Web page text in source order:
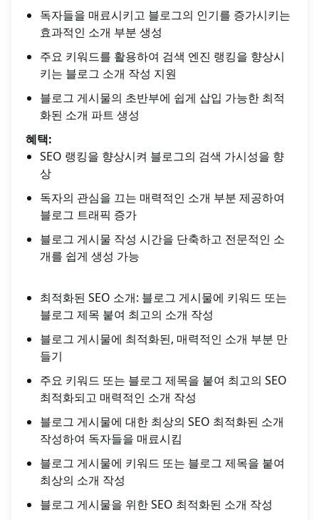
독자들을 매료시키고 블로그의 인기를 증가시키는
효과적인 소개 부분 생성
주요 키워드를 활용하여 검색 엔진 랭킹을 향상시
키는 블로그 소개 작성 지원
블로그 게시물의 초반부에 쉽게 삽입 가능한 최적
화된 소개 파트 생성
혜택:
SEO 랭킹을 향상시켜 블로그의 검색 가시성을 향
상
독자의 관심을 끄는 매력적인 소개 부분 제공하여
블로그 트래픽 증가
블로그 게시물 작성 시간을 단축하고 전문적인 소
개를 쉽게 생성 가능
최적화된 SEO 소개: 블로그 게시물에 키워드 또는
블로그 제목 붙여 최고의 소개 작성
블로그 게시물에 최적화된, 매력적인 소개 부분 만
들기
주요 키워드 또는 블로그 제목을 붙여 최고의 SEO
최적화되고 매력적인 소개 작성
블로그 게시물에 대한 최상의 SEO 최적화된 소개
작성하여 독자들을 매료시킴
블로그 게시물에 키워드 또는 블로그 제목을 붙여
최상의 소개 작성
블로그 게시물을 위한 SEO 최적화된 소개 작성